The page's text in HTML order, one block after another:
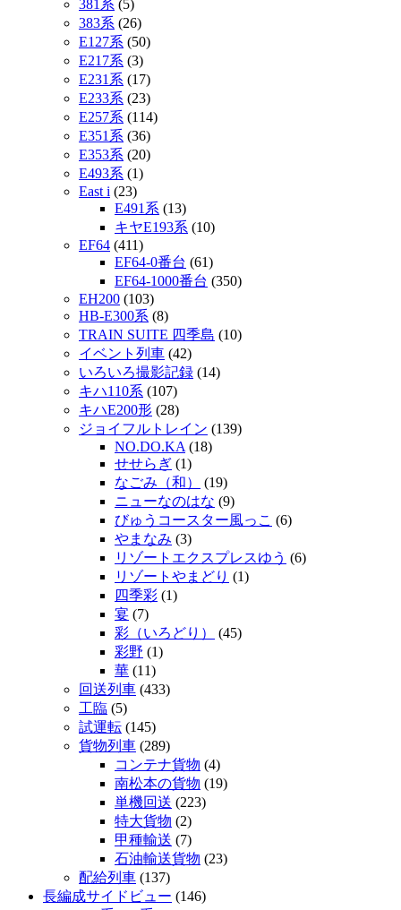
381系 (5)
383系 (26)
E127系 (50)
E217系 (3)
E231系 (17)
E233系 (23)
E257系 (114)
E351系 (36)
E353系 (20)
E493系 (1)
East i (23)
E491系 (13)
キヤE193系 (10)
EF64 (411)
EF64-0番台 (61)
EF64-1000番台 (350)
EH200 (103)
HB-E300系 (8)
TRAIN SUITE 四季島 (10)
イベント列車 (42)
いろいろ撮影記録 (14)
キハ110系 (107)
キハE200形 (28)
ジョイフルトレイン (139)
NO.DO.KA (18)
せせらぎ (1)
なごみ（和）
(19)
ニューなのはな (9)
びゅうコースター風っこ (6)
やまなみ (3)
リゾートエクスプレスゆう (6)
リゾートやまどり (1)
四季彩 (1)
宴 (7)
彩（いろどり）
(45)
彩野 (1)
華 (11)
回送列車 (433)
工臨 (5)
試運転 (145)
貨物列車 (289)
コンテナ貨物 (4)
南松本の貨物 (19)
単機回送 (223)
特大貨物 (2)
甲種輸送 (7)
石油輸送貨物 (23)
配給列車 (137)
長編成サイドビュー (146)